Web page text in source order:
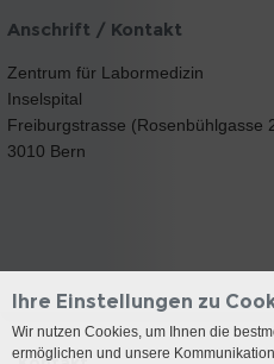
Anschrift / Kontakt
Zentrum für Labormedizin
Inselspital
Freiburgstrasse (Rosenbühlgasse
3010 Bern
Ihre Einstellungen zu
Wir nutzen Cookies, um Ihnen die
ermöglichen und unsere